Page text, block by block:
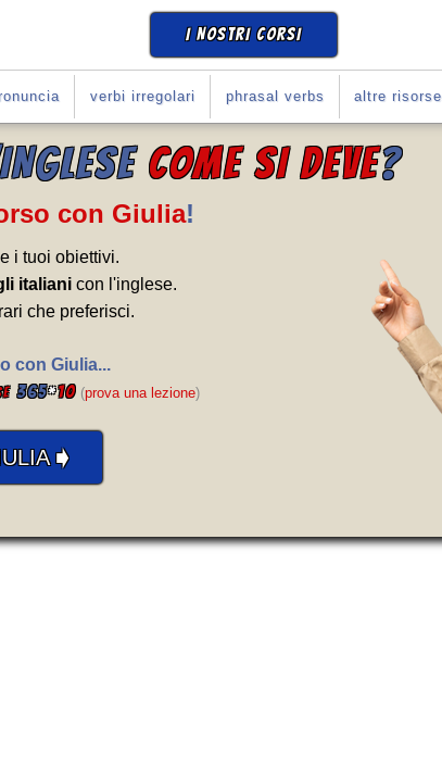
I NOSTRI CORSI
verbi irregolari phrasal verbs altre risorse
COME SI DEVE?
con Giulia!
i tuoi obiettivi.
italiani con l'inglese.
che preferisci.
con Giulia...
365*10 (prova una lezione)
➧